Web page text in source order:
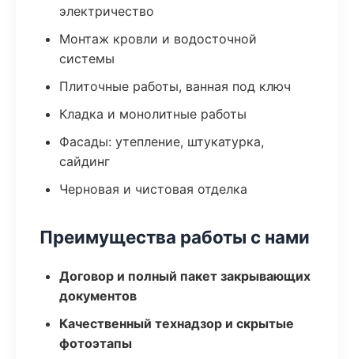
электричество
Монтаж кровли и водосточной
системы
Плиточные работы, ванная под ключ
Кладка и монолитные работы
Фасады: утепление, штукатурка,
сайдинг
Черновая и чистовая отделка
Преимущества работы с нами
Договор и полный пакет закрывающих
документов
Качественный технадзор и скрытые
фотоэтапы